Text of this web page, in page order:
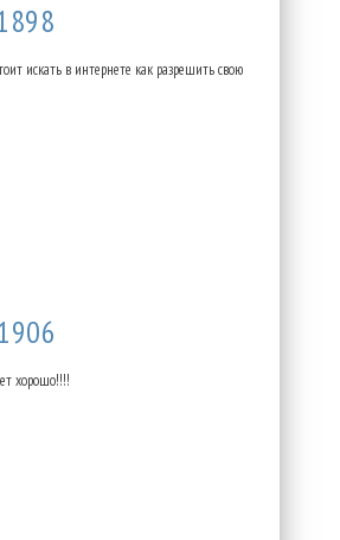
искать в интернете как разрешить свою
хорошо!!!!